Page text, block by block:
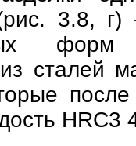
3.8,
из сталей
после
HRC3